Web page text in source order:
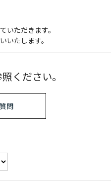
いただきます。
いたします。
ください。
問